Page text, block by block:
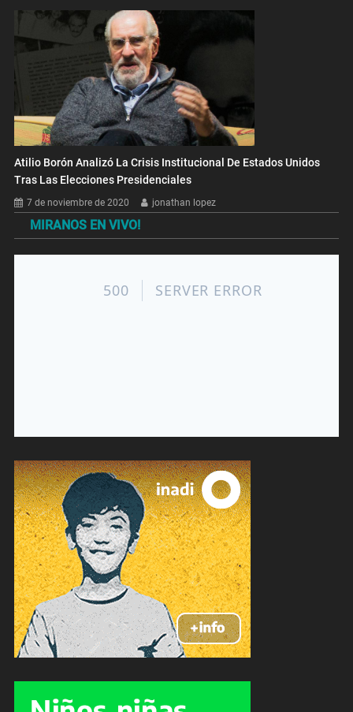
Atilio Borón Analizó La Crisis Institucional De Estados Unidos
Tras Las Elecciones Presidenciales
7 de noviembre de 2020 jonathan lopez
MIRANOS EN VIVO!